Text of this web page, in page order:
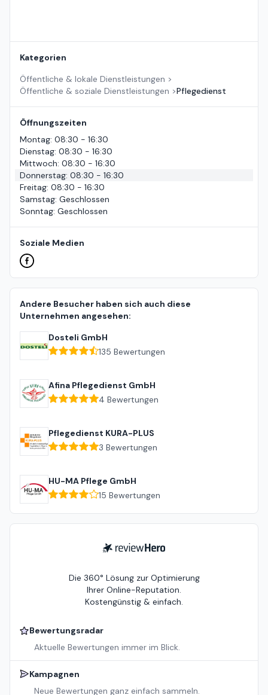
Kategorien
Öffentliche & lokale Dienstleistungen >
Öffentliche & soziale Dienstleistungen >Pflegedienst
Öffnungszeiten
Montag: 08:30 - 16:30
Dienstag: 08:30 - 16:30
Mittwoch: 08:30 - 16:30
Donnerstag: 08:30 - 16:30
Freitag: 08:30 - 16:30
Samstag: Geschlossen
Sonntag: Geschlossen
Soziale Medien
Andere Besucher haben sich auch diese
Unternehmen angesehen:
Dosteli GmbH
135 Bewertungen
Afina Pflegedienst GmbH
4 Bewertungen
Pflegedienst KURA-PLUS
3 Bewertungen
HU-MA Pflege GmbH
15 Bewertungen
ReviewHero
Die 360° Lösung zur Optimierung
Ihrer Online-Reputation.
Kostengünstig & einfach.
Bewertungsradar
Aktuelle Bewertungen immer im Blick.
Kampagnen
Neue Bewertungen ganz einfach sammeln.